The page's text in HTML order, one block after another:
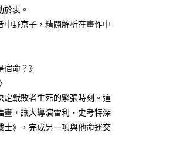
衷。
野京子，精闢解析在畫作中
命？》
定戰敗者生死的緊張時刻。這
畫，讓大導演雷利‧史考特深
士》，完成另一項與他命運交